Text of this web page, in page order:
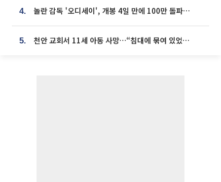
4. 놀란 감독 '오디세이', 개봉 4일 만에 100만 돌파⋯'왕사남' 보다 빠르다
5. 천안 교회서 11세 아동 사망…“침대에 묶여 있었다” 진술 확보